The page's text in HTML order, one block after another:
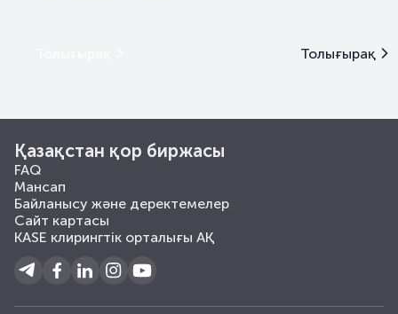
Толығырақ
Қазақстан қор биржасы
FAQ
Мансап
Байланысу және деректемелер
Сайт картасы
KASE клирингтік орталығы АҚ